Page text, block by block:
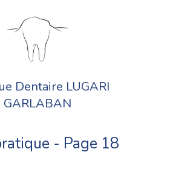
Dentaire LUGARI
GARLABAN
- Page 18